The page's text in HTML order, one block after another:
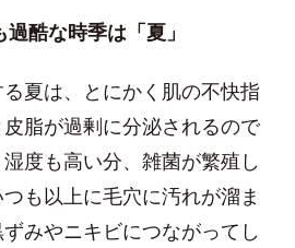
酷な時季は「夏」
夏は、とにかく肌の不快指
脂が過剰に分泌されるので
度も高い分、雑菌が繁殖し
も以上に毛穴に汚れが溜ま
みやニキビにつながってし